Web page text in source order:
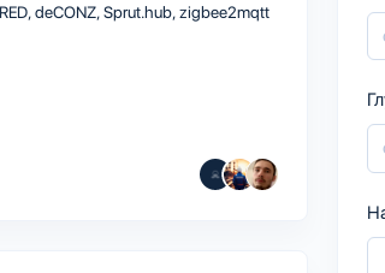
deCONZSprut.hubzigbee2mqtt